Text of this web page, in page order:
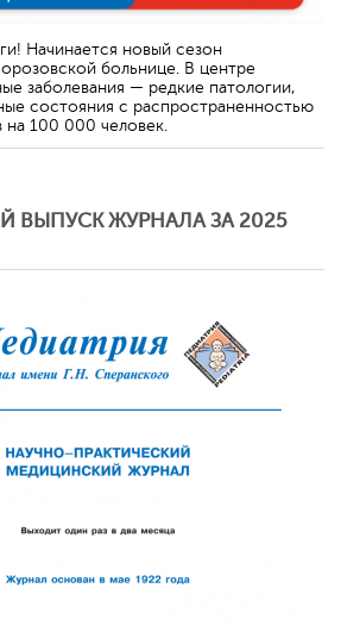
Начинается новый сезон
больнице. В центре
заболевания — редкие патологии,
состояния с распространенностью
на 100 000 человек.
ВЫПУСК ЖУРНАЛА ЗА 2025